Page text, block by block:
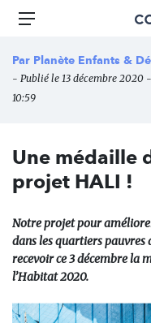
Aller
principal
Menu
Par Planète Enfants &
- Publié le 13 décembre 2020
10:59
Une médaille
projet HALI !
Notre projet pour
dans les quartiers pauvres
recevoir ce 3 décembre la
l’Habitat 2020.